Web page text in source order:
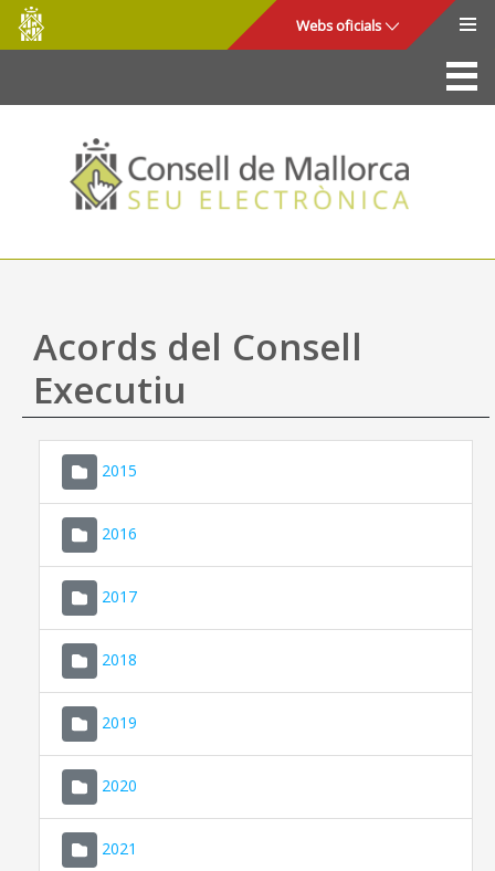
Salta al contingut principal
Consell
de
Mallorca
Webs oficials
La Seu
Consell de Mallorca
Accés i seguretat
Utilitats
Ajuda
Acords del Consell
Executiu
2015
2016
2017
2018
2019
2020
2021